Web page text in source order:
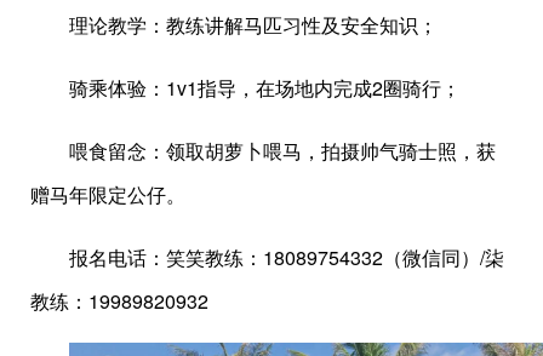
理论教学：教练讲解马匹习性及安全知识；
骑乘体验：1v1指导，在场地内完成2圈骑行；
喂食留念：领取胡萝卜喂马，拍摄帅气骑士照，获
赠马年限定公仔。
报名电话：笑笑教练：18089754332（微信同）/柒
教练：19989820932